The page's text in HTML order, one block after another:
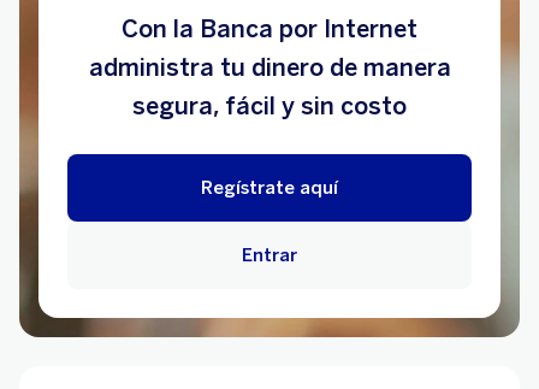
Con la Banca por Internet
administra tu dinero de manera
segura, fácil y sin costo
Regístrate aquí
Entrar